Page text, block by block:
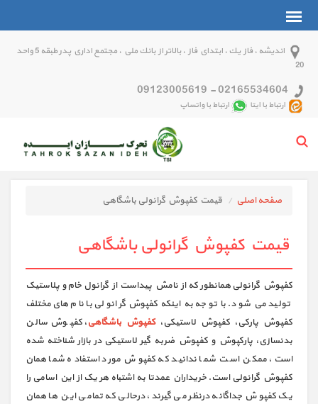
انديشه ، فاز يك ، ابتداي فاز ، بالاتر از بانك ملي ، مجتمع اداري پدر طبقه 5 واحد
20
02165534604
-
09123005619
ارتباط با ایتا ارتباط با واتساپ
صفحه اصلی قیمت کفپوش گرانولی باشگاهی
قیمت کفپوش گرانولی باشگاهی
کفپوش گرانولی همانطور که از نامش پیداست از گرانول خام و پلاستیک
تولید می شود. با توجه به اینکه کفپوش گرانولی با نام های مختلف
کفپوش پارکی، کفپوش لاستیکی،کفپوش باشگاهی، کفپوش سالن
بدنسازی، پارکپوش و کفپوش ضربه گیر لاستیکی در بازار شناخته شده
است، ممکن است شما ندانید که کفپوش مورد استفاده شما همان
کفپوش گرانولی است. خریداران عمدتا به اشتباه هر یک از این اسامی را
یک کفپوش جداگانه درنظر می گیرند، درحالی که تمامی این ها همان